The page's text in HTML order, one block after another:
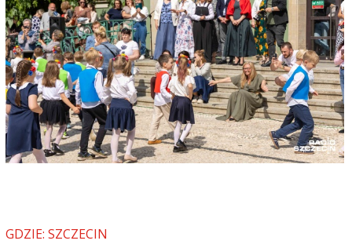
GDZIE: SZCZECIN